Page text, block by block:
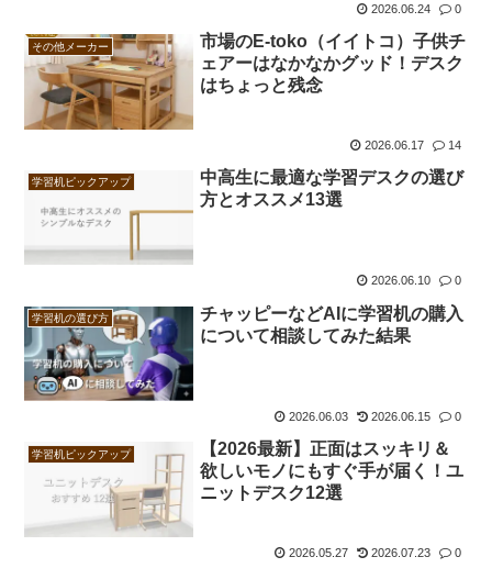
2026.06.24 0
その他メーカー
市場のE-toko（イイトコ）子供チ
ェアーはなかなかグッド！デスク
はちょっと残念
2026.06.17 14
学習机ピックアップ
中高生に最適な学習デスクの選び
方とオススメ13選
2026.06.10 0
学習机の選び方
チャッピーなどAIに学習机の購入
について相談してみた結果
2026.06.03 2026.06.15 0
学習机ピックアップ
【2026最新】正面はスッキリ＆
欲しいモノにもすぐ手が届く！ユ
ニットデスク12選
2026.05.27 2026.07.23 0